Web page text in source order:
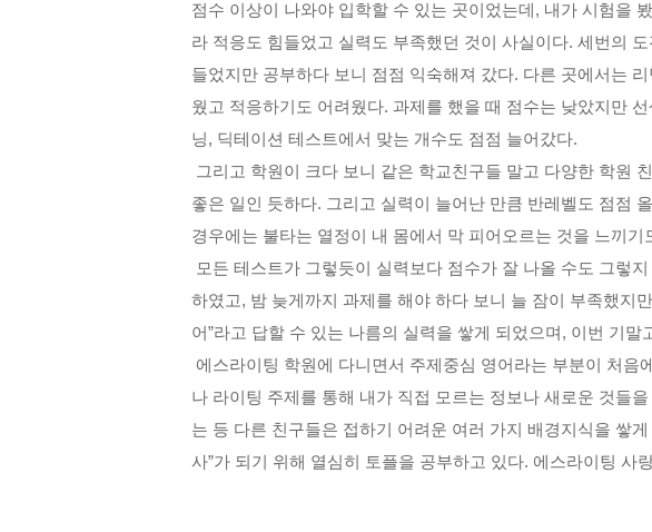
점수 이상이 나와야 입학할 수 있는 곳이었는데 , 내가 시험을
라 적응도 힘들었고 실력도 부족했던 것이 사실이다. 세번의
들었지만 공부하다 보니 점점 익숙해져 갔다. 다른 곳에서는
웠고 적응하기도 어려웠다. 과제를 했을 때 점수는 낮았지만
닝, 딕테이션 테스트에서 맞는 개수도 점점 늘어갔다.
그리고 학원이 크다 보니 같은 학교친구들 말고 다양한 학원
좋은 일인 듯하다. 그리고 실력이 늘어난 만큼 반레벨도 점점
경우에는 불타는 열정이 내 몸에서 막 피어오르는 것을 느끼기
모든 테스트가 그렇듯이 실력보다 점수가 잘 나올 수도 그렇
하였고, 밤 늦게까지 과제를 해야 하다 보니 늘 잠이 부족했지
어”라고 답할 수 있는 나름의 실력을 쌓게 되었으며 , 이번 기말
에스라이팅 학원에 다니면서 주제중심 영어라는 부분이 처음
나 라이팅 주제를 통해 내가 직접 모르는 정보나 새로운 것들
는 등 다른 친구들은 접하기 어려운 여러 가지 배경지식을 쌓
사”가 되기 위해 열심히 토플을 공부하고 있다. 에스라이팅 사